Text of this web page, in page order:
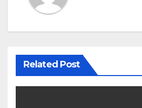
Related Post